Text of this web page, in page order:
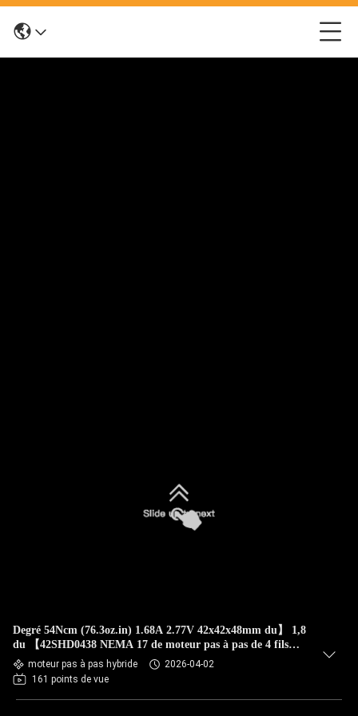
Degré 54Ncm (76.3oz.in) 1.68A 2.77V 42x42x48mm du】 1,8
du 【42SHD0438 NEMA 17 de moteur pas à pas de 4 fils
bipolaire
moteur pas à pas hybride
2026-04-02
161 points de vue